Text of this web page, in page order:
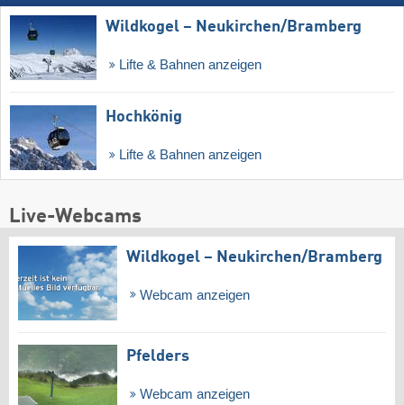
Wildkogel – Neukirchen/​Bramberg
Lifte & Bahnen anzeigen
Hochkönig
Lifte & Bahnen anzeigen
Live-Webcams
Wildkogel – Neukirchen/​Bramberg
Webcam anzeigen
Pfelders
Webcam anzeigen